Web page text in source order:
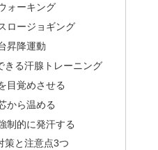
ォーキング
ロージョギング
昇降運動
きる汗腺トレーニング
目覚めさせる
から温める
制的に発汗する
策と注意点3つ